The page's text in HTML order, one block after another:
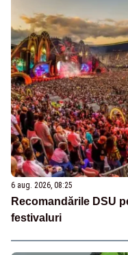
6 aug. 2026, 08:25
Recomandările DSU
festivaluri